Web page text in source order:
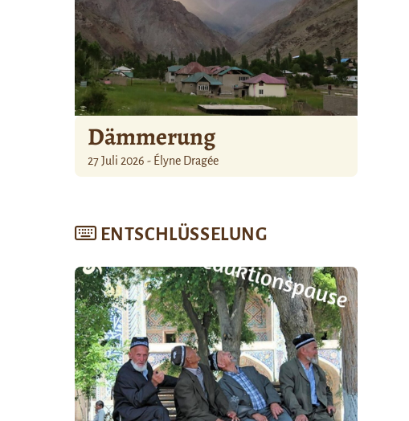
Dämmerung
27 Juli 2026 - Élyne Dragée
ENTSCHLÜSSELUNG